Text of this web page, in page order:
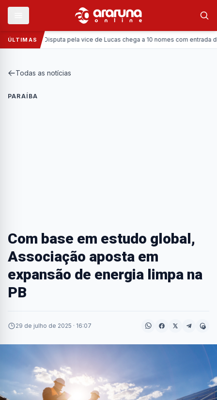
ÚLTIMAS
Política:Disputa pela vice de Lucas chega a 10 nomes com entrada da
Todas as notícias
PARAÍBA
Com base em estudo global,
Associação aposta em
expansão de energia limpa na
PB
29 de julho de 2025 · 16:07